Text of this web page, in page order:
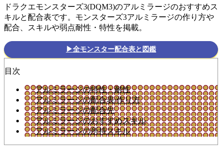
ドラクエモンスターズ3(DQM3)のアルミラージのおすすめス
キルと配合表です。モンスターズ3アルミラージの作り方や
配合、スキルや弱点耐性・特性を掲載。
▶全モンスター配合表と図鑑
目次
アルミラージの特性・耐性
アルミラージの配合表/作り方
アルミラージの配合先
アルミラージのおすすめスキル
アルミラージの所持スキル